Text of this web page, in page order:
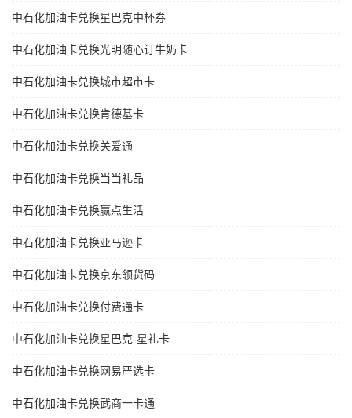
中石化加油卡兑换星巴克中杯券
中石化加油卡兑换光明随心订牛奶卡
中石化加油卡兑换城市超市卡
中石化加油卡兑换肯德基卡
中石化加油卡兑换关爱通
中石化加油卡兑换当当礼品
中石化加油卡兑换赢点生活
中石化加油卡兑换亚马逊卡
中石化加油卡兑换京东领货码
中石化加油卡兑换付费通卡
中石化加油卡兑换星巴克-星礼卡
中石化加油卡兑换网易严选卡
中石化加油卡兑换武商一卡通